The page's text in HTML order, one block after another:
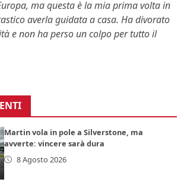
ma questa è la mia prima volta in
averla guidata a casa. Ha divorato
e non ha perso un colpo per tutto il
Martin vola in pole a Silverstone, ma
avverte: vincere sarà dura
8 Agosto 2026